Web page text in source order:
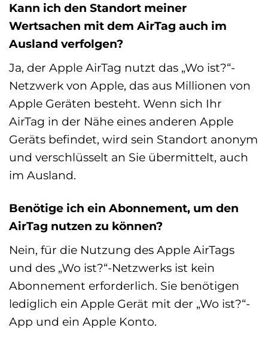
Kann ich den Standort meiner
Wertsachen mit dem AirTag auch im
Ausland verfolgen?
Ja, der Apple AirTag nutzt das „Wo ist?“-
Netzwerk von Apple, das aus Millionen von
Apple Geräten besteht. Wenn sich Ihr
AirTag in der Nähe eines anderen Apple
Geräts befindet, wird sein Standort anonym
und verschlüsselt an Sie übermittelt, auch
im Ausland.
Benötige ich ein Abonnement, um den
AirTag nutzen zu können?
Nein, für die Nutzung des Apple AirTags
und des „Wo ist?“-Netzwerks ist kein
Abonnement erforderlich. Sie benötigen
lediglich ein Apple Gerät mit der „Wo ist?“-
App und ein Apple Konto.